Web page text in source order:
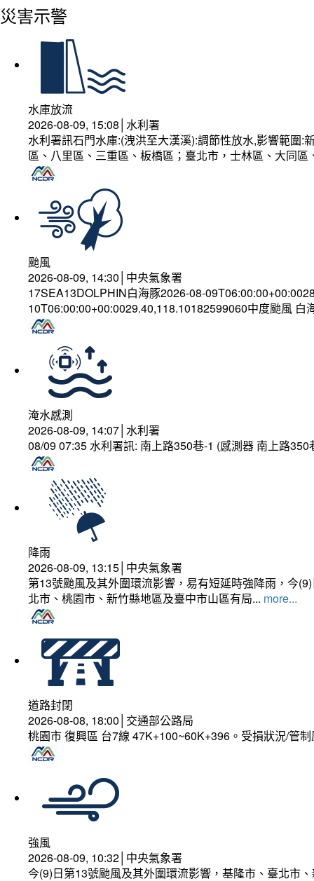
災害示警
水庫放流
2026-08-09, 15:08│水利署
水利署訊石門水庫:(洩洪至大漢溪):調節性放水,影響範圍
區、八里區、三重區、板橋區；臺北市，士林區、大同
颱風
2026-08-09, 14:30│中央氣象署
17SEA13DOLPHIN白海豚2026-08-
10T06:00:00+00:0029.40,118.10182599060中度颱風 白
淹水感測
2026-08-09, 14:07│水利署
08/09 07:35 水利署訊: 南上路350巷-1 (感測器 南上路
降雨
2026-08-09, 13:15│中央氣象署
第13號颱風及其外圍環流影響，易有短延時強降雨，今
北市、桃園市、新竹縣地區及臺中市山區有局... more...
道路封閉
2026-08-08, 18:00│交通部公路局
桃園市 復興區 台7線 47K+100~60K+396。受損狀況/管
強風
2026-08-09, 10:32│中央氣象署
今(9)日第13號颱風及其外圍環流影響，基隆市、臺北市